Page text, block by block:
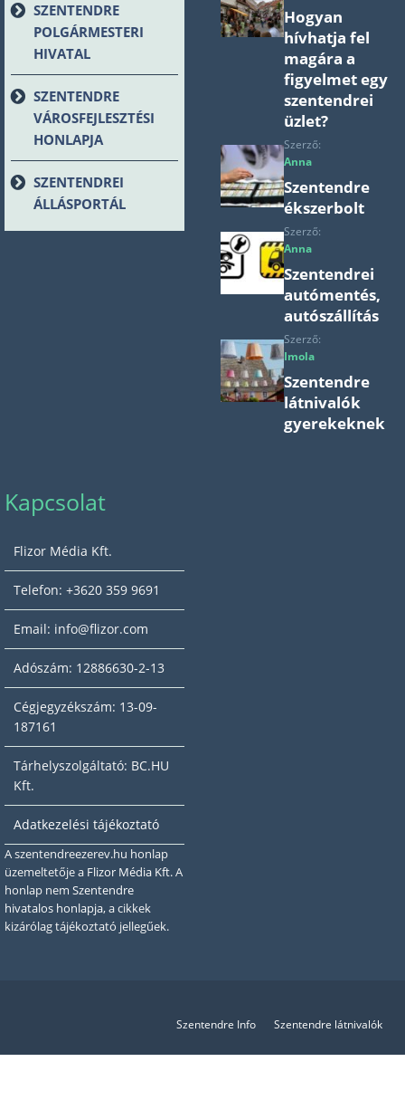
SZENTENDRE
POLGÁRMESTERI
HIVATAL
SZENTENDRE
VÁROSFEJLESZTÉSI
HONLAPJA
SZENTENDREI
ÁLLÁSPORTÁL
Hogyan
hívhatja fel
magára a
figyelmet egy
szentendrei
üzlet?
Szerző:
Anna
Szentendre
ékszerbolt
Szerző:
Anna
Szentendrei
autómentés,
autószállítás
Szerző:
Imola
Szentendre
látnivalók
gyerekeknek
Kapcsolat
Flizor Média Kft.
Telefon: +3620 359 9691
Email: info@flizor.com
Adószám: 12886630-2-13
Cégjegyzékszám: 13-09-
187161
Tárhelyszolgáltató: BC.HU
Kft.
Adatkezelési tájékoztató
A szentendreezerev.hu honlap
üzemeltetője a Flizor Média Kft.A
honlap nem Szentendre
hivatalos honlapja, a cikkek
kizárólag tájékoztató jellegűek.
Szentendre Info Szentendre látnivalók